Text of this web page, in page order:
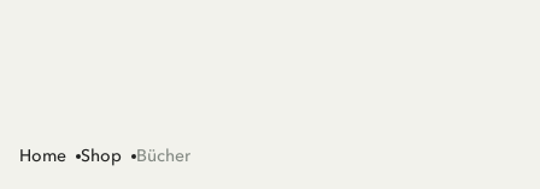
Home Shop Bücher